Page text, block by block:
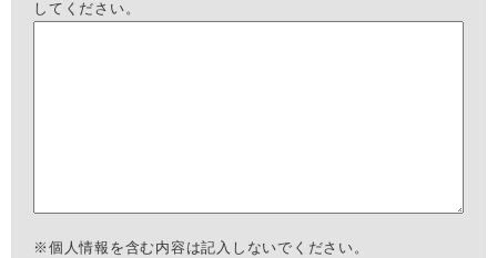
してください。
※個人情報を含む内容は記入しないでください。